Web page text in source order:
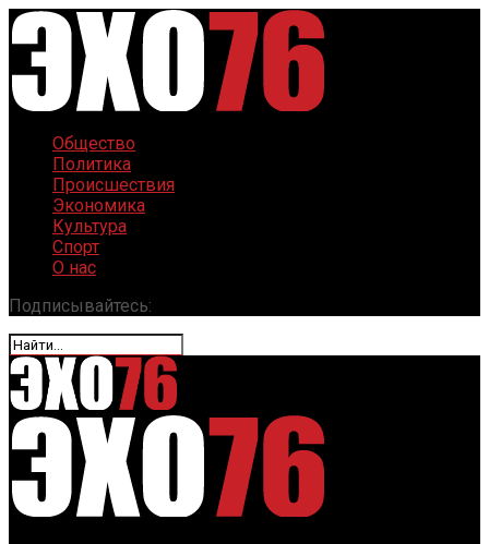
Общество
Политика
Происшествия
Экономика
Культура
Спорт
О нас
Подписывайтесь: